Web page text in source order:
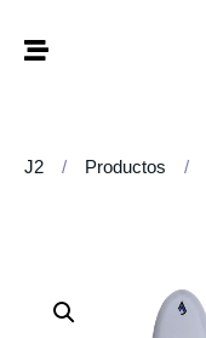
J2 / Productos /